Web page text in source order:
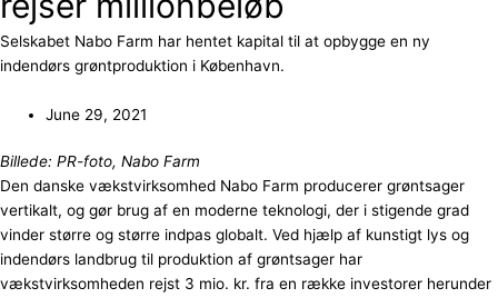
Selskabet Nabo Farm har hentet kapital til at opbygge en ny
indendørs grøntproduktion i København.
June 29, 2021
Billede: PR-foto, Nabo Farm
Den danske vækstvirksomhed Nabo Farm producerer grøntsager
vertikalt, og gør brug af en moderne teknologi, der i stigende grad
vinder større og større indpas globalt. Ved hjælp af kunstigt lys og
indendørs landbrug til produktion af grøntsager har
vækstvirksomheden rejst 3 mio. kr. fra en række investorer herunder